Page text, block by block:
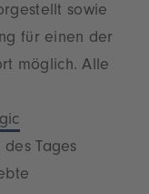
sowie
für einen der
möglich. Alle
des Tages